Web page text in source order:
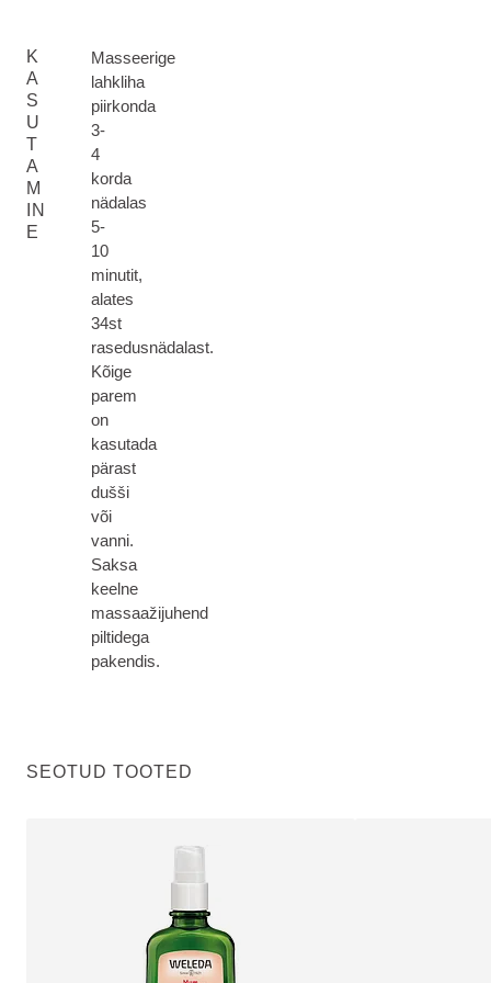
K
A
S
U
T
A
M
IN
E
Masseerige
lahkliha
piirkonda
3-
4
korda
nädalas
5-
10
minutit,
alates
34st
rasedusnädalast.
Kõige
parem
on
kasutada
pärast
dušši
või
vanni.
Saksa
keelne
massaažijuhend
piltidega
pakendis.
SEOTUD TOOTED